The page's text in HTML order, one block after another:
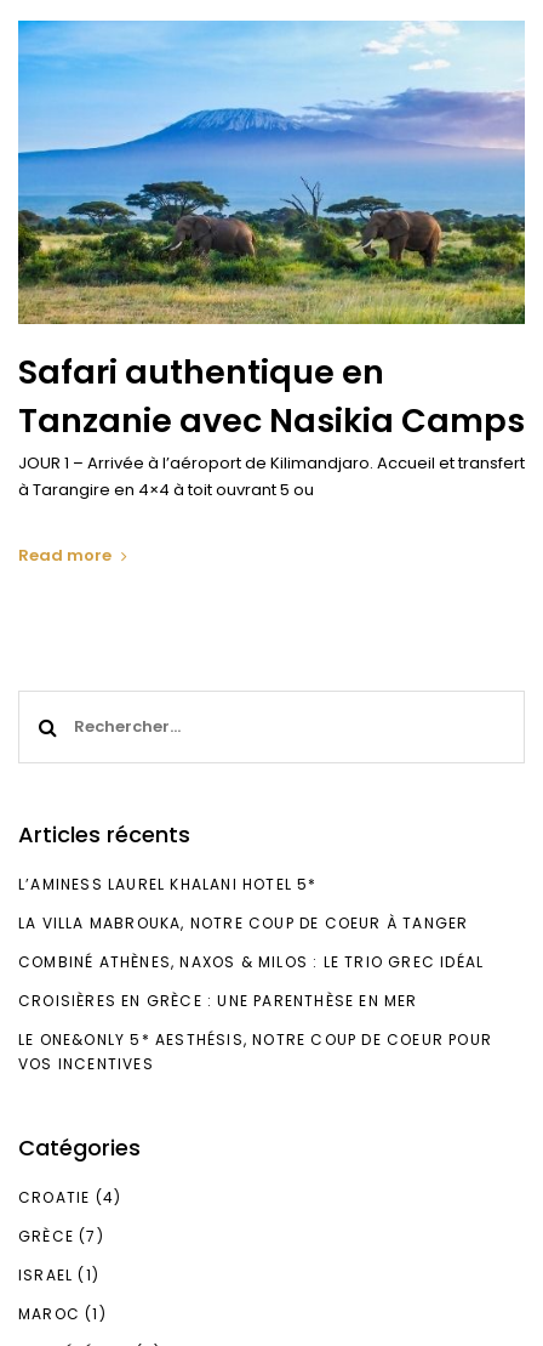
Safari authentique en
Tanzanie avec Nasikia Camps
JOUR 1 – Arrivée à l’aéroport de Kilimandjaro. Accueil et transfert
à Tarangire en 4×4 à toit ouvrant 5 ou
Read more
Articles récents
L’AMINESS LAUREL KHALANI HOTEL 5*
LA VILLA MABROUKA, NOTRE COUP DE COEUR À TANGER
COMBINÉ ATHÈNES, NAXOS & MILOS : LE TRIO GREC IDÉAL
CROISIÈRES EN GRÈCE : UNE PARENTHÈSE EN MER
LE ONE&ONLY 5* AESTHÉSIS, NOTRE COUP DE COEUR POUR
VOS INCENTIVES
Catégories
CROATIE (4)
GRÈCE (7)
ISRAEL (1)
MAROC (1)